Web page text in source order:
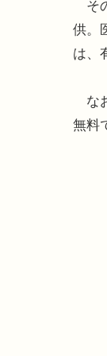
そ
供。
は、
な
無料